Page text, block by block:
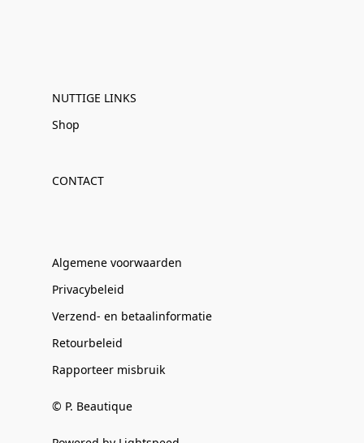
NUTTIGE LINKS
Shop
CONTACT
Algemene voorwaarden
Privacybeleid
Verzend- en betaalinformatie
Retourbeleid
Rapporteer misbruik
© P. Beautique